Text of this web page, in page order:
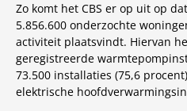
Zo komt het CBS er op uit op
5.856.600 onderzochte
activiteit plaatsvindt. Hiervan
geregistreerde
73.500 installaties (75,6
elektrische